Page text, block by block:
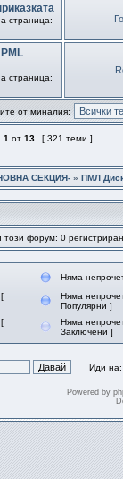
страница:
страница:
от миналия:
1 от 13 [ 321 теми ]
СЕКЦИЯ- » ПМЛ
форум: 0
Няма
Няма
Популярни ]
Няма
Заключени ]
Иди на:
Powered by